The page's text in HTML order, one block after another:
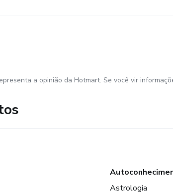
a opinião da Hotmart. Se você vir
Astrologia